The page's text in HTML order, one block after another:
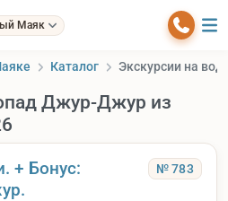
Маяк
Каталог Экскурсии на
Джур-Джур из
+ Бонус:
№ 783